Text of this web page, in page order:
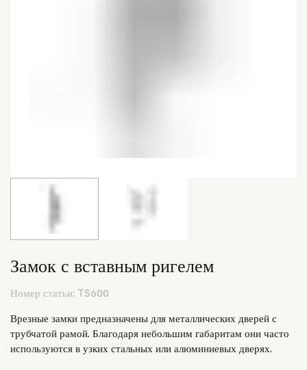
Замок с вставным ригелем
Номер статьи: TS600
Врезные замки предназначены для металлических дверей с
трубчатой рамой. Благодаря небольшим габаритам они часто
используются в узких стальных или алюминиевых дверях.